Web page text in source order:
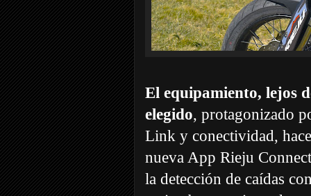
El equipamiento, lejos
elegido, protagonizado
Link y conectividad,
nueva App Rieju
la detección de caídas